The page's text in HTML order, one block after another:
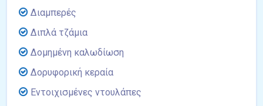
Διαμπερές
Διπλά τζάμια
Δομημένη καλωδίωση
Δορυφορική κεραία
Εντοιχισμένες ντουλάπες